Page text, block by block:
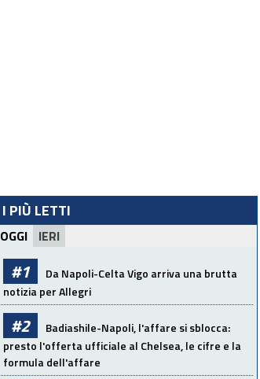
I PIÙ LETTI
OGGI IERI
#1
Da Napoli-Celta Vigo arriva una brutta
notizia per Allegri
#2
Badiashile-Napoli, l'affare si sblocca:
presto l'offerta ufficiale al Chelsea, le cifre e la
formula dell'affare